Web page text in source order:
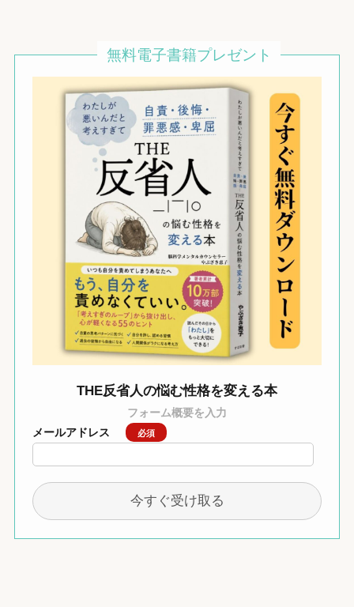
無料電子書籍プレゼント
THE反省人の悩む性格を変える本
フォーム概要を入力
メールアドレス
必須